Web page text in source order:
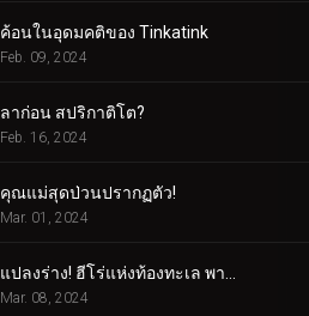
ค้อนในอุดมคติของ Tinkatink
Feb. 09, 2024
ลาก่อน สปริกาติโต?
Feb. 16, 2024
คุณแม่สุดป่วนปรากฏตัว!
Mar. 01, 2024
Mar. 08, 2024